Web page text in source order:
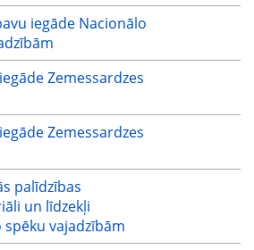
iegāde Nacionālo
Zemessardzes
Zemessardzes
palīdzības
un līdzekļi
vajadzībām